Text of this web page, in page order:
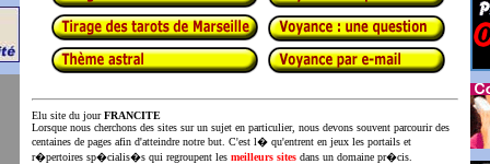
Elu site du jourFRANCITE
Lorsque nous cherchons des sites sur un sujet en particulier, nous devons souvent parcourir des
centaines de pages afin d'atteindre notre but. C'est l� qu'entrent en jeux les portails et
r�pertoires sp�cialis�s qui regroupent les meilleurs sites dans un domaine pr�cis.